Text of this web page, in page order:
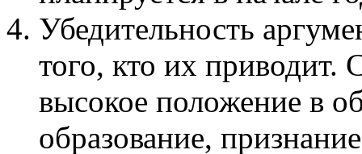
Убедительность
того, кто их приводит.
высокое положение в
образование,